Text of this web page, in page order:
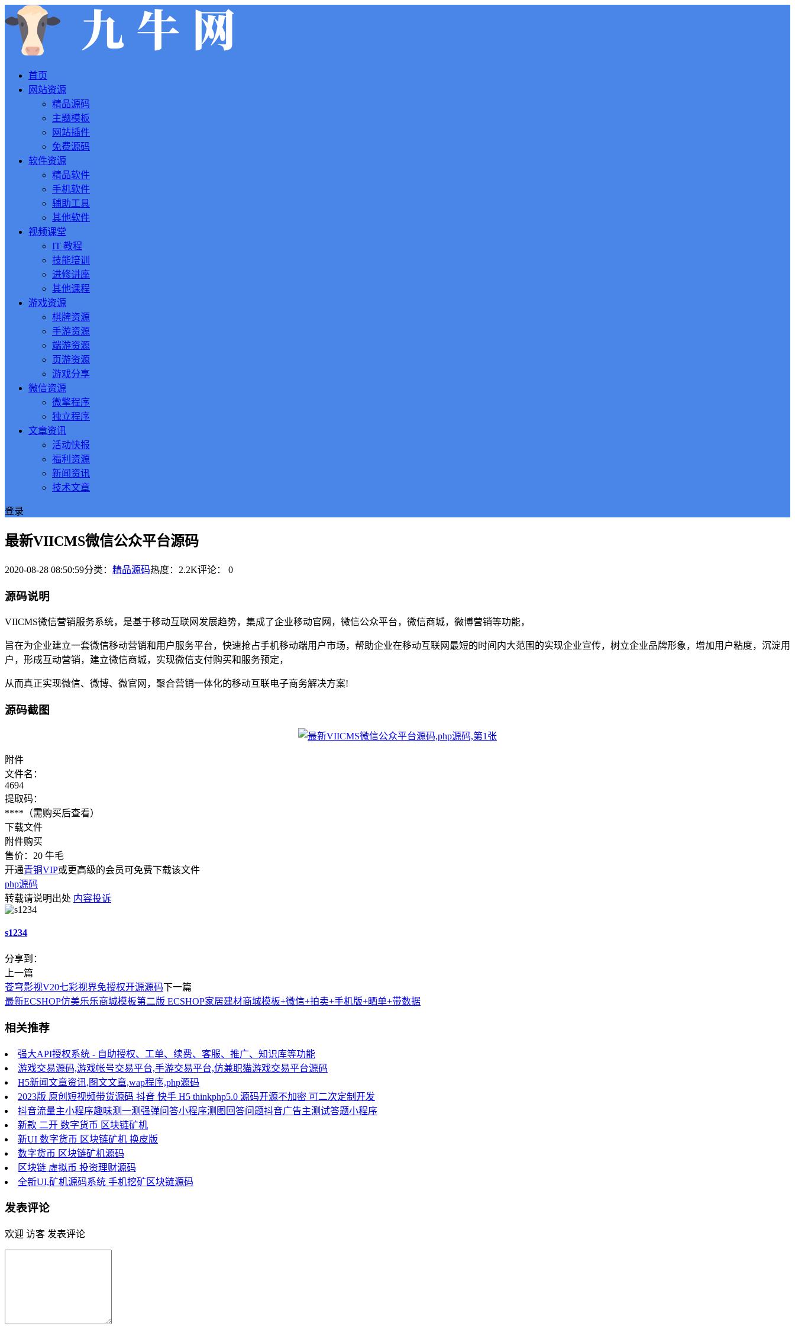
首页
网站资源
精品源码
主题模板
网站插件
免费源码
软件资源
精品软件
手机软件
辅助工具
其他软件
视频课堂
IT 教程
技能培训
进修讲座
其他课程
游戏资源
棋牌资源
手游资源
端游资源
页游资源
游戏分享
微信资源
微擎程序
独立程序
文章资讯
活动快报
福利资源
新闻资讯
技术文章
登录
最新VIICMS微信公众平台源码
2020-08-28 08:50:59分类： 精品源码热度：2.2K评论： 0
源码说明
VIICMS微信营销服务系统，是基于移动互联网发展趋势，集成了企业移动官网，微信公众平台，微信商城，微博营销等功能，
旨在为企业建立一套微信移动营销和用户服务平台，快速抢占手机移动端用户市场，帮助企业在移动互联网最短的时间内大范围的实现企业宣传，树立企业品牌形象，增加用户粘度，沉淀用
户，形成互动营销，建立微信商城，实现微信支付购买和服务预定，
从而真正实现微信、微博、微官网，聚合营销一体化的移动互联电子商务解决方案!
源码截图
附件
文件名：
4694
提取码：
**** （需购买后查看）
下载文件
附件购买
售价： 20 牛毛
开通青铜VIP或更高级的会员可免费下载该文件
php源码
转载请说明出处 内容投诉
s1234
分享到：
上一篇
苍穹影视V20七彩视界免授权开源源码下一篇
最新ECSHOP仿美乐乐商城模板第二版 ECSHOP家居建材商城模板+微信+拍卖+手机版+晒单+带数据
相关推荐
强大API授权系统 - 自助授权、工单、续费、客服、推广、知识库等功能
游戏交易源码,游戏帐号交易平台,手游交易平台,仿兼职猫游戏交易平台源码
H5新闻文章资讯,图文文章,wap程序,php源码
2023版 原创短视频带货源码 抖音 快手 H5 thinkphp5.0 源码开源不加密 可二次定制开发
抖音流量主小程序趣味测一测强弹问答小程序测图回答问题抖音广告主测试答题小程序
新款 二开 数字货币 区块链矿机
新UI 数字货币 区块链矿机 换皮版
数字货币 区块链矿机源码
区块链 虚拟币 投资理财源码
全新UI,矿机源码系统 手机挖矿区块链源码
发表评论
欢迎 访客 发表评论